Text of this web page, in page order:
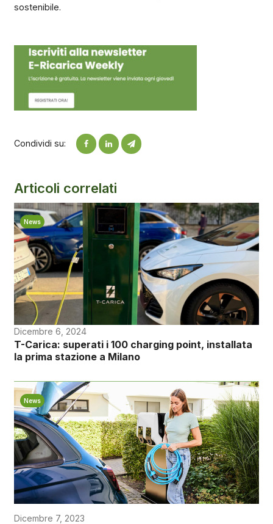
sostenibile.
Condividi su:
Articoli correlati
News
Dicembre 6, 2024
T-Carica: superati i 100 charging point, installata
la prima stazione a Milano
News
Dicembre 7, 2023